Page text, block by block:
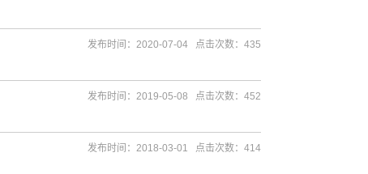
发布时间：2020-07-04 点击次数：435
发布时间：2019-05-08 点击次数：452
发布时间：2018-03-01 点击次数：414